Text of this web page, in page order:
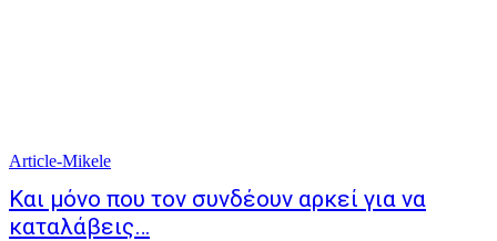
Article-Mikele
Και μόνο που τον συνδέουν αρκεί για να
καταλάβεις…